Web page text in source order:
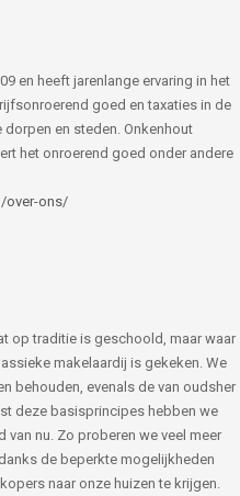
en heeft jarenlange ervaring in het
goed en taxaties in de
en steden. Onkenhout
het onroerend goed onder andere
over-ons/
op traditie is geschoold, maar waar
makelaardij is gekeken. We
behouden, evenals de van oudsher
deze basisprincipes hebben we
nu. Zo proberen we veel meer
de beperkte mogelijkheden
naar onze huizen te krijgen.